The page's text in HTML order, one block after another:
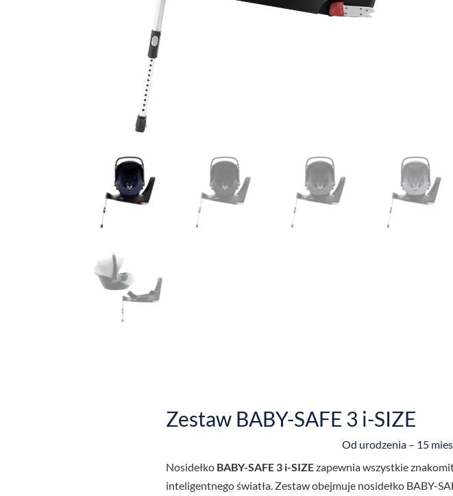
Zestaw BABY-SAFE 3 i-SIZE
Od urodzenia – 15
NosidełkoBABY-SAFE 3 i-SIZEzapewnia wszystkie
inteligentnego światła. Zestaw obejmuje nosidełko BABY-